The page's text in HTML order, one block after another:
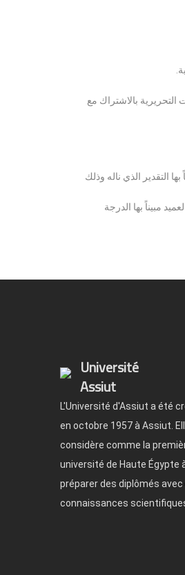
بالاشتراك مع
التقدير الذي ناله وذلك
مبيناً بها الدرجة
Université
Assiut
L'Université d'Assiut a été
en octobre 1957 à Assiut.
considère comme la
université de Haute Égypte
préparer des diplômés avec
connaissances